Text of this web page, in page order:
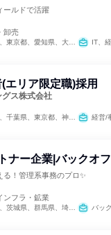
ールドで活躍
卸売
、愛知県、大阪府、岡山県、広島県、福岡県 IT、経営/事
リア限定職)採用
ス株式会社
県、東京都、神奈川県、大阪府 経営/事業企画、営業、学
ナー企業|バックオ
！管理系事務のプロ✨
ンフラ・鉱業
馬県、埼玉県、千葉県、東京都、神奈川県、新潟県 バックオ